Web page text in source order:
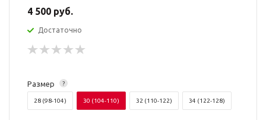
4 500 руб.
Достаточно
?
Размер
28 (98-104) 30 (104-110) 32 (110-122) 34 (122-128)